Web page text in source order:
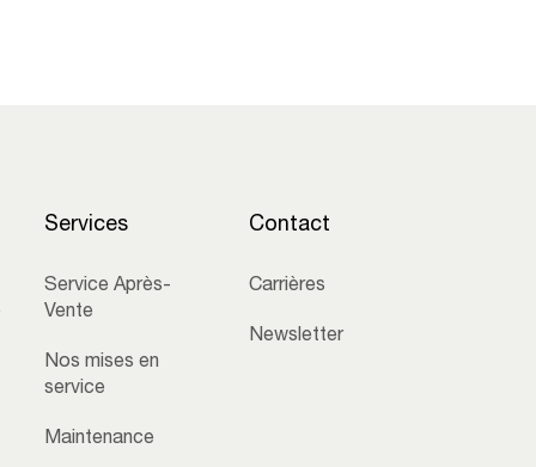
Services
Service Après-
Vente
Nos mises en
service
Maintenance
Contact
Carrières
Newsletter